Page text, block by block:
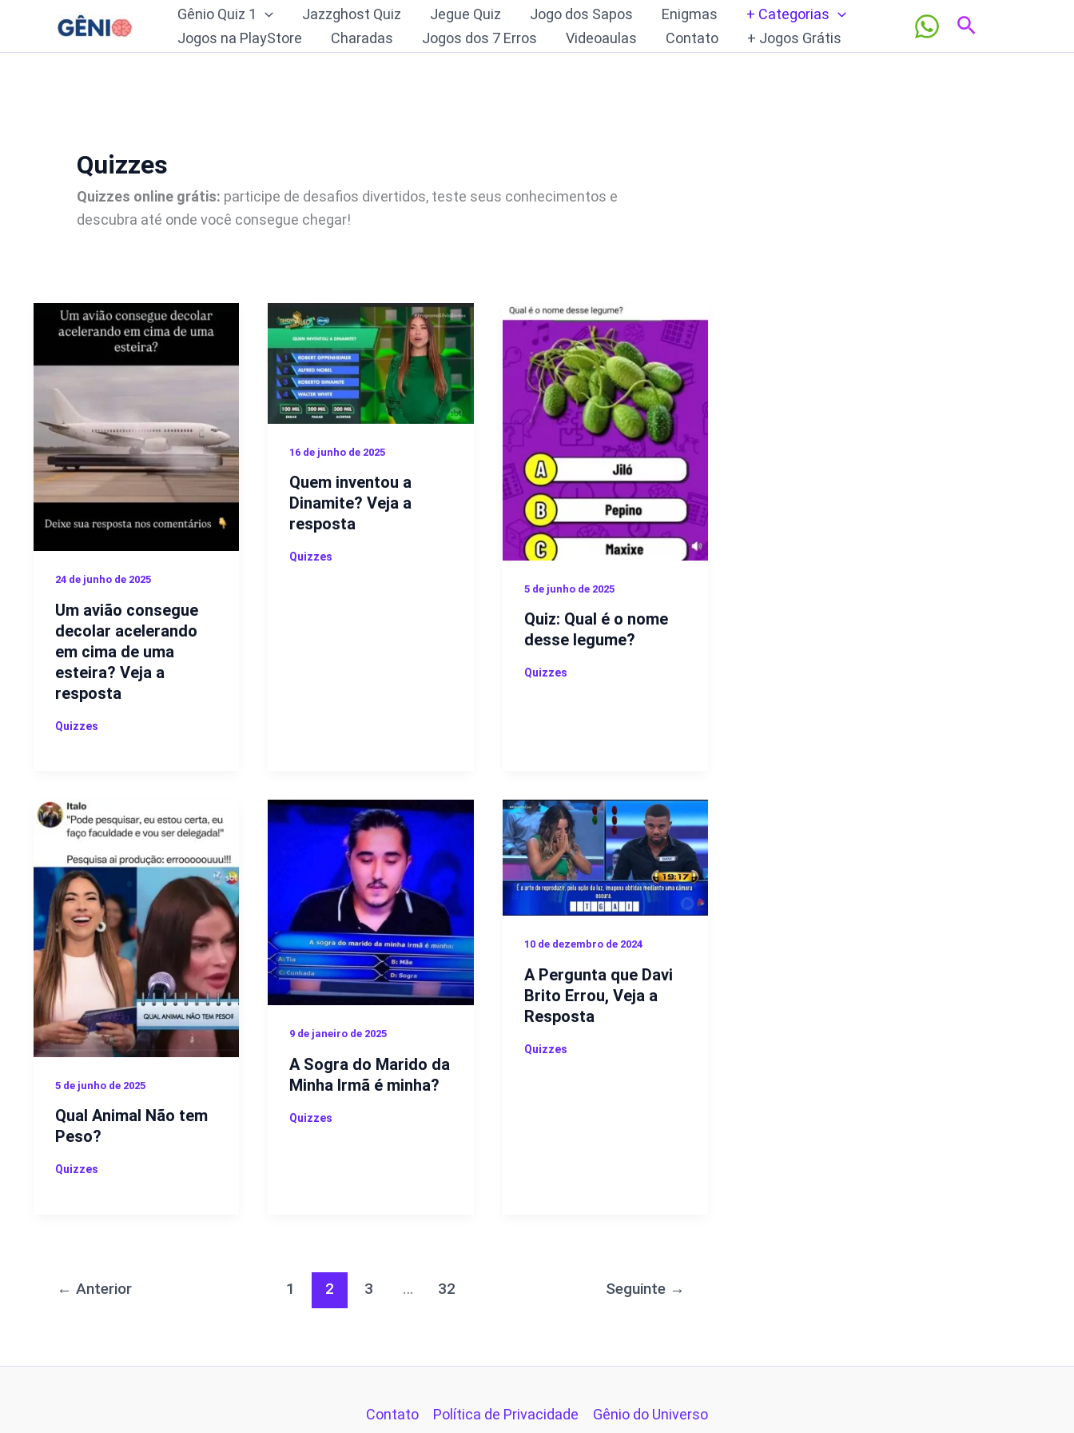
o
Gênio Quiz 1 Jazzghost Quiz Jegue Quiz Jogo dos Sapos Enigmas
+ Categorias
Jogos na PlayStore
Charadas Jogos dos 7 Erros Videoaulas Contato + Jogos Grátis
Pesquisar
Quizzes
Quizzes online grátis: participe de desafios divertidos, teste seus conhecimentos e
descubra até onde você consegue chegar!
24 de junho de 2025
Um avião consegue
decolar acelerando
em cima de uma
esteira? Veja a
resposta
Quizzes
16 de junho de 2025
Quem inventou a
Dinamite? Veja a
resposta
Quizzes
5 de junho de 2025
Quiz: Qual é o nome
desse legume?
Quizzes
5 de junho de 2025
Qual Animal Não tem
Peso?
Quizzes
9 de janeiro de 2025
A Sogra do Marido da
Minha Irmã é minha?
Quizzes
10 de dezembro de 2024
A Pergunta que Davi
Brito Errou, Veja a
Resposta
Quizzes
← Anterior 1 2 3 … 32 Seguinte →
Contato Política de Privacidade Gênio do Universo